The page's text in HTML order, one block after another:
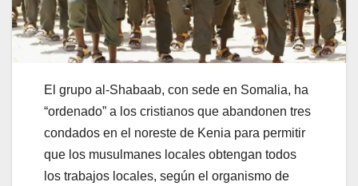
El grupo al-Shabaab, con sede en Somalia, ha
“ordenado” a los cristianos que abandonen tres
condados en el noreste de Kenia para permitir
que los musulmanes locales obtengan todos
los trabajos locales, según el organismo de